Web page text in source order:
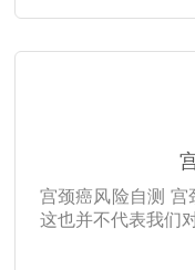
宫颈癌风险自测 宫
这也并不代表我们